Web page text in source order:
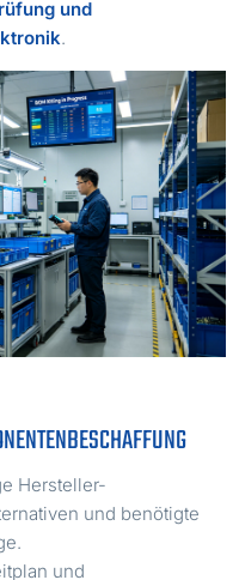
und
.
Hersteller-
und benötigte
und